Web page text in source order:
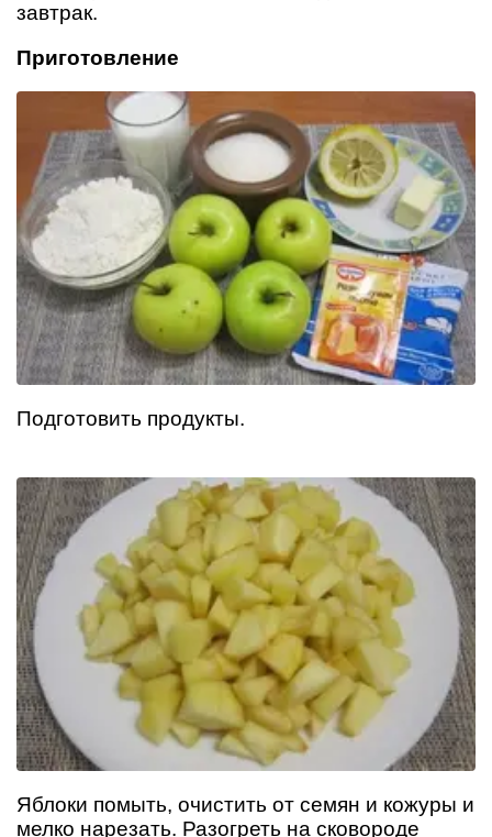
завтрак.
Приготовление
Подготовить продукты.
Яблоки помыть, очистить от семян и кожуры и
мелко нарезать. Разогреть на сковороде